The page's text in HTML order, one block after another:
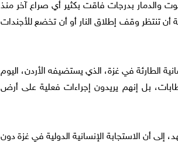
والدمار بدرجات فاقت بكثير أي صراع آخر منذ
أن تنتظر وقف إطلاق النار أو أن تخضع للأجندات
الطارئة في غزة، الذي يستضيفه الأردن، اليوم
بل إنهم يريدون إجراءات فعلية على أرض
إلى أن الاستجابة الإنسانية الدولية في غزة دون